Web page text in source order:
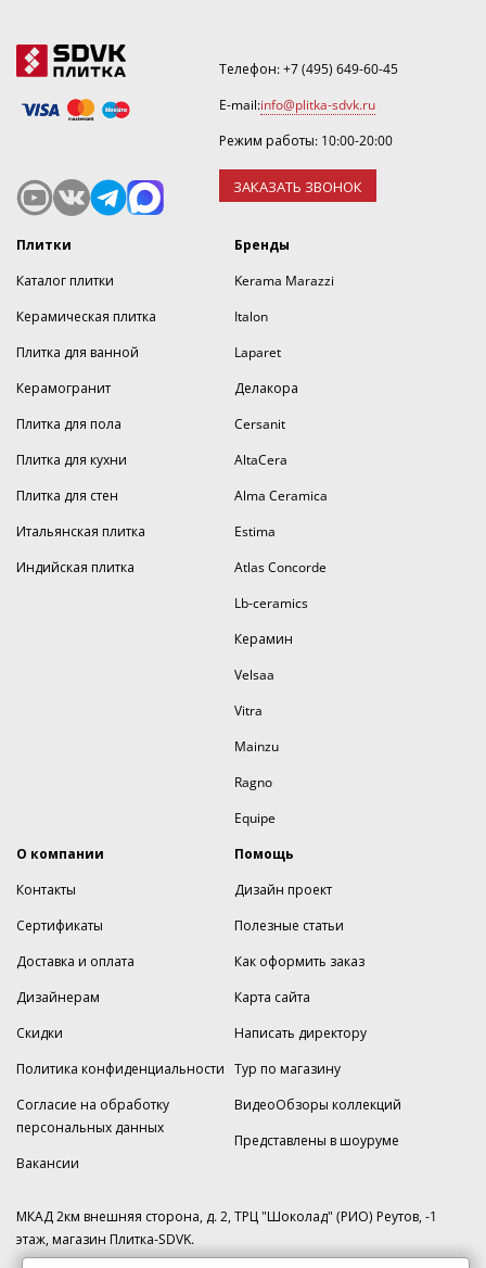
Телефон:+7 (495) 649-60-45
E-mail:info@plitka-sdvk.ru
Режим работы: 10:00-20:00
ЗАКАЗАТЬ ЗВОНОК
Плитки
Каталог плитки
Керамическая плитка
Плитка для ванной
Керамогранит
Плитка для пола
Плитка для кухни
Плитка для стен
Итальянская плитка
Индийская плитка
Бренды
Kerama Marazzi
Italon
Laparet
Делакора
Cersanit
AltaCera
Alma Ceramica
Estima
Atlas Concorde
Lb-ceramics
Керамин
Velsaa
Vitra
Mainzu
Ragno
Equipe
О компании
Контакты
Сертификаты
Доставка и оплата
Дизайнерам
Скидки
Политика конфиденциальности
Согласие на обработку
персональных данных
Вакансии
Помощь
Дизайн проект
Полезные статьи
Как оформить заказ
Карта сайта
Написать директору
Тур по магазину
ВидеоОбзоры коллекций
Представлены в шоуруме
МКАД 2км внешняя сторона, д. 2, ТРЦ "Шоколад" (РИО) Реутов, -1
этаж, магазин Плитка-SDVK.